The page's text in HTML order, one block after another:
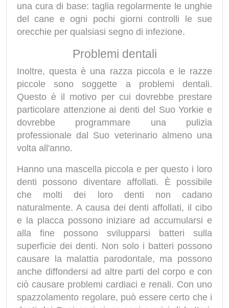
una cura di base: taglia regolarmente le unghie
del cane e ogni pochi giorni controlli le sue
orecchie per qualsiasi segno di infezione.
Problemi dentali
Inoltre, questa è una razza piccola e le razze
piccole sono soggette a problemi dentali.
Questo è il motivo per cui dovrebbe prestare
particolare attenzione ai denti del Suo Yorkie e
dovrebbe programmare una pulizia
professionale dal Suo veterinario almeno una
volta all'anno.
Hanno una mascella piccola e per questo i loro
denti possono diventare affollati. È possibile
che molti dei loro denti non cadano
naturalmente. A causa dei denti affollati, il cibo
e la placca possono iniziare ad accumularsi e
alla fine possono svilupparsi batteri sulla
superficie dei denti. Non solo i batteri possono
causare la malattia parodontale, ma possono
anche diffondersi ad altre parti del corpo e con
ciò causare problemi cardiaci e renali. Con uno
spazzolamento regolare, può essere certo che i